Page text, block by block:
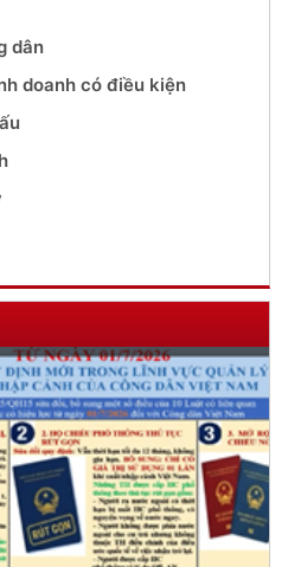
dân
doanh có điều kiện